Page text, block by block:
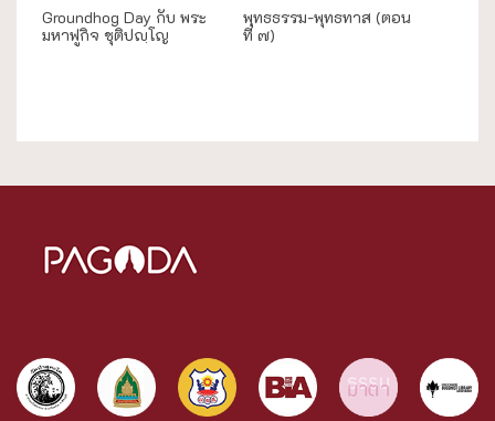
Groundhog Day กับ พระ
มหาฟูกิจ ชุติปญฺโญ
พุทธธรรม-พุทธทาส (ตอน
ที่ ๗)